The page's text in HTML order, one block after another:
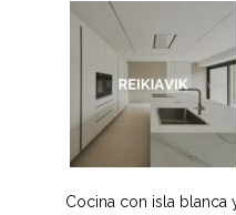
Cocina con isla blanca